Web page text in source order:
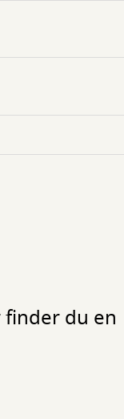
du en